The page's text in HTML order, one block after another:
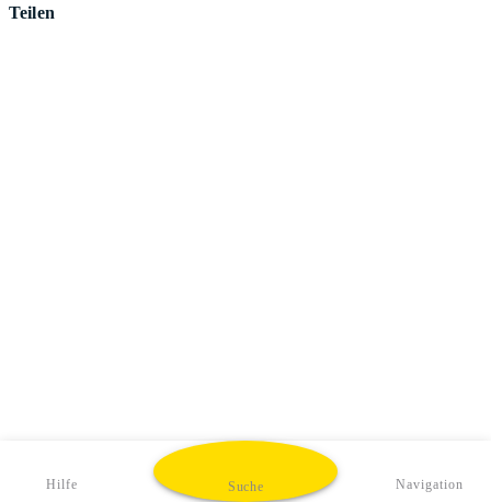
Teilen
Hilfe Suche Navigation